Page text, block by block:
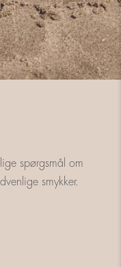
spørgsmål om
smykker.